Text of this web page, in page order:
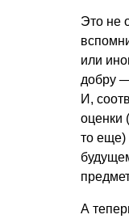
Это не
или
добру
И,
оценки
то еще)
А